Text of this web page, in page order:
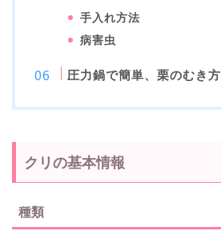
手入れ方法
病害虫
圧力鍋で簡単、栗のむき方
クリの基本情報
種類